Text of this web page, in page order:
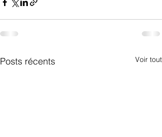
Posts récents Voir tout